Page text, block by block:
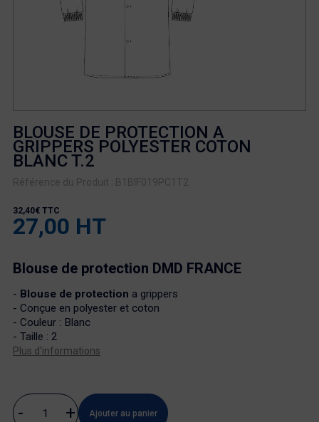
BLOUSE DE PROTECTION A
GRIPPERS POLYESTER COTON
BLANC T.2
Référence du Produit : B1BIF019PC1T2
27,00 HT
32,40€ TTC
Blouse de protection DMD FRANCE
- Blouse de protection a grippers
- Conçue en polyester et coton
- Couleur : Blanc
- Taille : 2
Plus d'informations
Ajouter au panier